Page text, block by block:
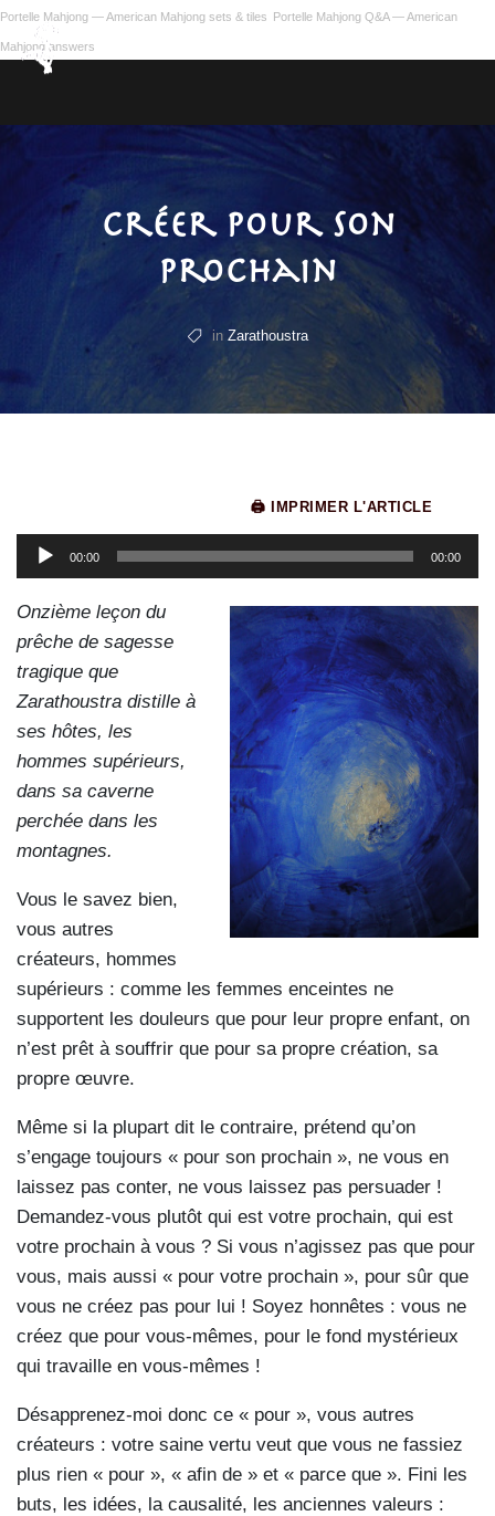
Portelle Mahjong — American Mahjong sets & tiles Portelle Mahjong Q&A — American
Mahjong answers
Créer pour son
prochain
in Zarathoustra
🖨 IMPRIMER L'ARTICLE
Lecteur
audio
00:00 00:00
Onzième leçon du
prêche de sagesse
tragique que
Zarathoustra distille à
ses hôtes, les
hommes supérieurs,
dans sa caverne
perchée dans les
montagnes.
Vous le savez bien,
vous autres
créateurs, hommes
supérieurs : comme les femmes enceintes ne
supportent les douleurs que pour leur propre enfant, on
n’est prêt à souffrir que pour sa propre création, sa
propre œuvre.
Même si la plupart dit le contraire, prétend qu’on
s’engage toujours « pour son prochain », ne vous en
laissez pas conter, ne vous laissez pas persuader !
Demandez-vous plutôt qui est votre prochain, qui est
votre prochain à vous ? Si vous n’agissez pas que pour
vous, mais aussi « pour votre prochain », pour sûr que
vous ne créez pas pour lui ! Soyez honnêtes : vous ne
créez que pour vous-mêmes, pour le fond mystérieux
qui travaille en vous-mêmes !
Désapprenez-moi donc ce « pour », vous autres
créateurs : votre saine vertu veut que vous ne fassiez
plus rien « pour », « afin de » et « parce que ». Fini les
buts, les idées, la causalité, les anciennes valeurs :